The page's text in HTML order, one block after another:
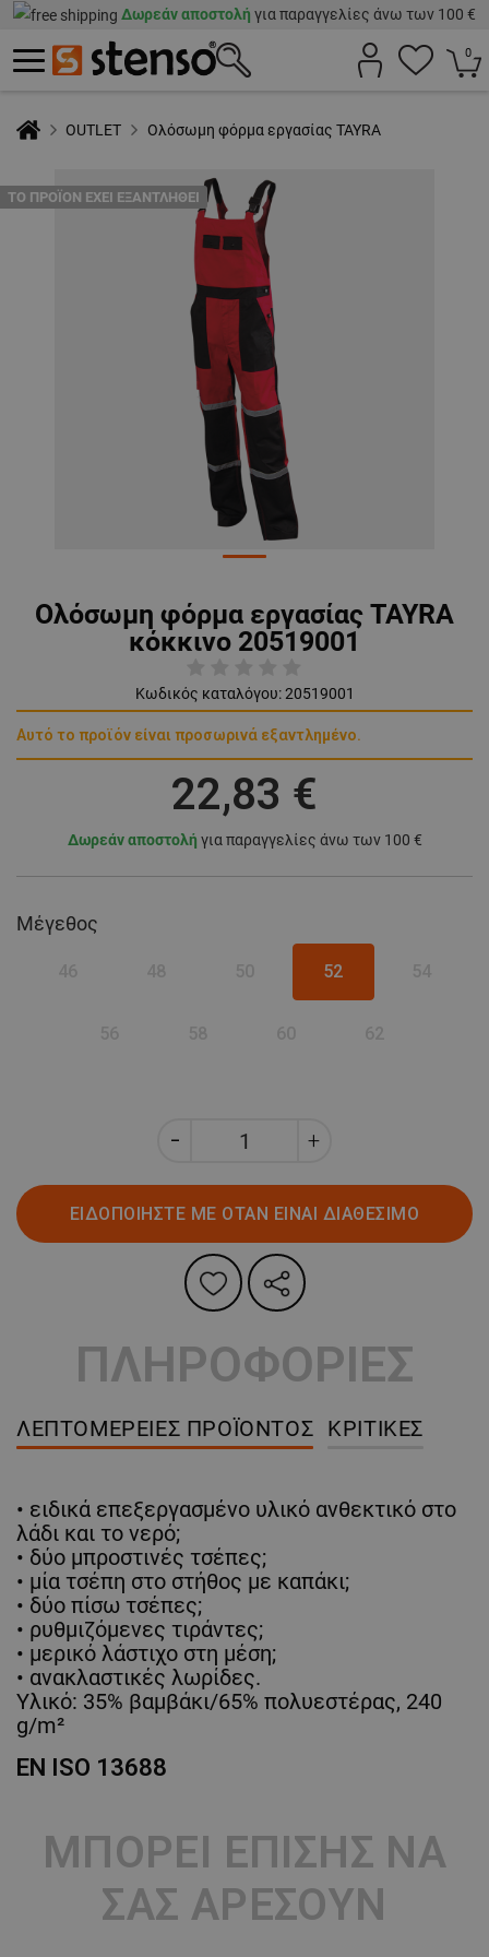
Δωρεάν αποστολή για παραγγελίες άνω των 100 €
0
OUTLET Ολόσωμη φόρμα εργασίας TAYRA
ТΟ ΠΡΟΪΌΝ ΈΧΕΙ ΕΞΑΝΤΛΗΘΕΊ
Ολόσωμη φόρμα εργασίας TAYRA
κόκκινο 20519001
Κωδικός καταλόγου: 20519001
Αυτό το προϊόν είναι προσωρινά εξαντλημένο.
22,83 €
Δωρεάν αποστολή για παραγγελίες άνω των 100 €
Μέγεθος
52
ΕΙΔΟΠΟΙΗΣΤΕ ΜΕ ΟΤΑΝ ΕΙΝΑΙ ΔΙΑΘΕΣΙΜΟ
ΠΛΗΡΟΦΟΡΙΕΣ
ΛΕΠΤΟΜΈΡΕΙΕΣ ΠΡΟΪΌΝΤΟΣ ΚΡΙΤΙΚΈΣ
• ειδικά επεξεργασμένο υλικό ανθεκτικό στο
λάδι και το νερό;
• δύο μπροστινές τσέπες;
• μία τσέπη στο στήθος με καπάκι;
• δύο πίσω τσέπες;
• ρυθμιζόμενες τιράντες;
• μερικό λάστιχο στη μέση;
• ανακλαστικές λωρίδες.
Υλικό: 35% βαμβάκι/65% πολυεστέρας, 240
g/m²
EN ISO 13688
ΜΠΟΡΕΊ ΕΠΊΣΗΣ ΝΑ
ΣΑΣ ΑΡΈΣΟΥΝ